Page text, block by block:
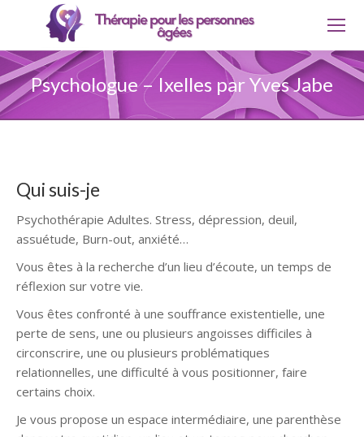
Psychologue – Ixelles par Yves Jabe
Qui suis-je
Psychothérapie Adultes. Stress, dépression, deuil,
assuétude, Burn-out, anxiété…
Vous êtes à la recherche d’un lieu d’écoute, un temps de
réflexion sur votre vie.
Vous êtes confronté à une souffrance existentielle, une
perte de sens, une ou plusieurs angoisses difficiles à
circonscrire, une ou plusieurs problématiques
relationnelles, une difficulté à vous positionner, faire
certains choix.
Je vous propose un espace intermédiaire, une parenthèse